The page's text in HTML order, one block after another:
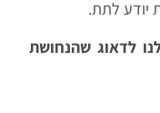
יודע לתת.
לדאוג שהנחושת